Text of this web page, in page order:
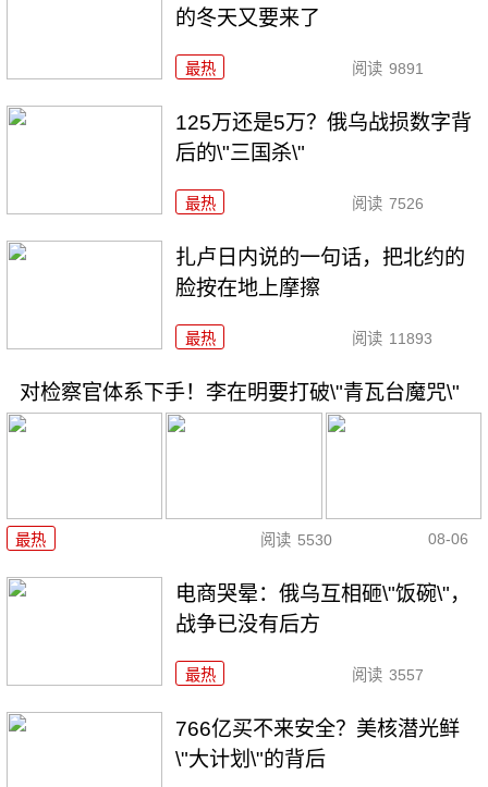
的冬天又要来了
最热 阅读 9891
125万还是5万？俄乌战损数字背
后的\"三国杀\"
最热 阅读 7526
扎卢日内说的一句话，把北约的
脸按在地上摩擦
最热 阅读 11893
对检察官体系下手！李在明要打破\"青瓦台魔咒\"
最热 阅读 5530 08-06
电商哭晕：俄乌互相砸\"饭碗\"，
战争已没有后方
最热 阅读 3557
766亿买不来安全？美核潜光鲜
\"大计划\"的背后